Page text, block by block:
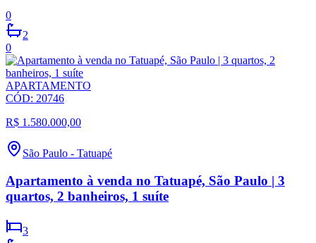
0
2
0
APARTAMENTO
CÓD: 20746
R$ 1.580.000,00
São Paulo - Tatuapé
Apartamento à venda no Tatuapé, São Paulo | 3
quartos, 2 banheiros, 1 suíte
3